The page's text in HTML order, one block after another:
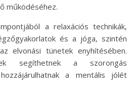
működéséhez.
a relaxációs technikák,
és a jóga, szintén
elvonási tünetek enyhítésében.
segíthetnek a szorongás
a mentális jólét